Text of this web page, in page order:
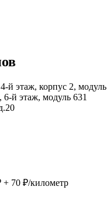
й этаж, корпус 2,
й этаж, модуль 631
70 ₽/километр